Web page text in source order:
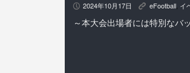
P 2024年10月17日 K eFootball イ
～本大会出場者には特別なバ